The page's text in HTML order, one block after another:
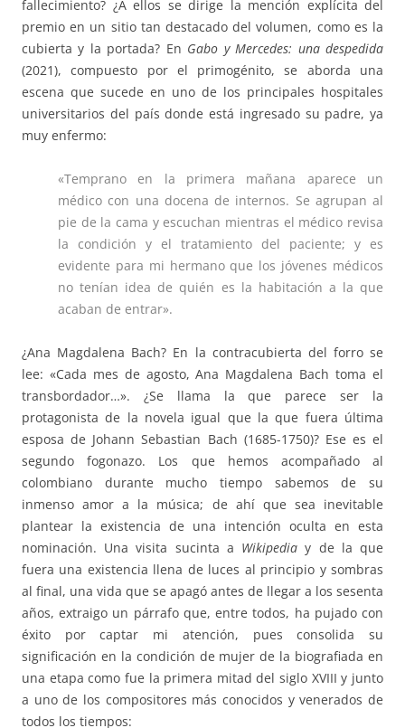
fallecimiento? ¿A ellos se dirige la mención explícita del
premio en un sitio tan destacado del volumen, como es la
cubierta y la portada? En Gabo y Mercedes: una despedida
(2021), compuesto por el primogénito, se aborda una
escena que sucede en uno de los principales hospitales
universitarios del país donde está ingresado su padre, ya
muy enfermo:
«Temprano en la primera mañana aparece un
médico con una docena de internos. Se agrupan al
pie de la cama y escuchan mientras el médico revisa
la condición y el tratamiento del paciente; y es
evidente para mi hermano que los jóvenes médicos
no tenían idea de quién es la habitación a la que
acaban de entrar».
¿Ana Magdalena Bach? En la contracubierta del forro se
lee: «Cada mes de agosto, Ana Magdalena Bach toma el
transbordador…». ¿Se llama la que parece ser la
protagonista de la novela igual que la que fuera última
esposa de Johann Sebastian Bach (1685-1750)? Ese es el
segundo fogonazo. Los que hemos acompañado al
colombiano durante mucho tiempo sabemos de su
inmenso amor a la música; de ahí que sea inevitable
plantear la existencia de una intención oculta en esta
nominación. Una visita sucinta a Wikipediay de la que
fuera una existencia llena de luces al principio y sombras
al final, una vida que se apagó antes de llegar a los sesenta
años, extraigo un párrafo que, entre todos, ha pujado con
éxito por captar mi atención, pues consolida su
significación en la condición de mujer de la biografiada en
una etapa como fue la primera mitad del siglo XVIII y junto
a uno de los compositores más conocidos y venerados de
todos los tiempos: